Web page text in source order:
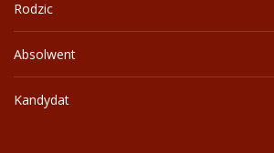
Rodzic
Absolwent
Kandydat